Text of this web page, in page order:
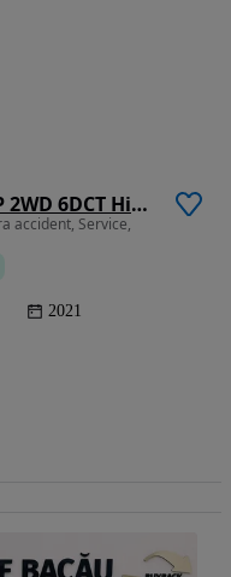
Hyundai KONA 1.6 GDI 141 CP 2WD 6DCT Highway
accident, Service,
2021